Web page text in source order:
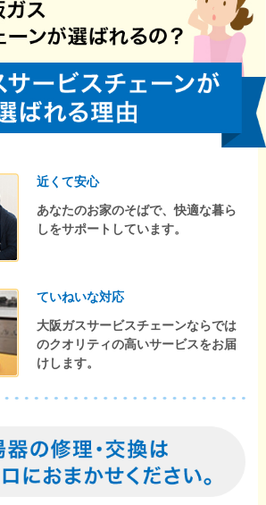
近くて安心
あなたのお家のそばで、快適な暮ら
しをサポートしています。
ていねいな対応
大阪ガスサービスチェーンならでは
のクオリティの高いサービスをお届
けします。